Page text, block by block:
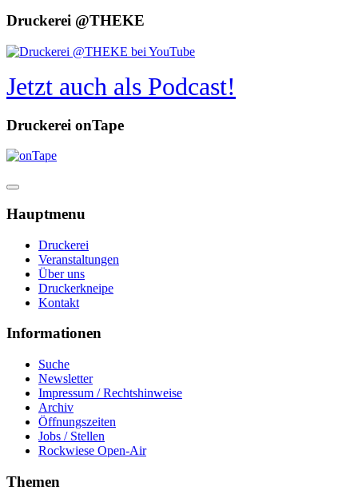
Druckerei @THEKE
Jetzt auch als Podcast!
Druckerei onTape
Hauptmenu
Druckerei
Veranstaltungen
Über uns
Druckerkneipe
Kontakt
Informationen
Suche
Newsletter
Impressum / Rechtshinweise
Archiv
Öffnungszeiten
Jobs / Stellen
Rockwiese Open-Air
Themen